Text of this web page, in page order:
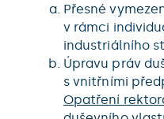
Přesné
v rámci
industriálního
Úpravu práv
s vnitřními
Opatření